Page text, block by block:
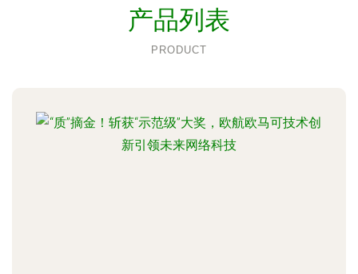
产品列表
PRODUCT